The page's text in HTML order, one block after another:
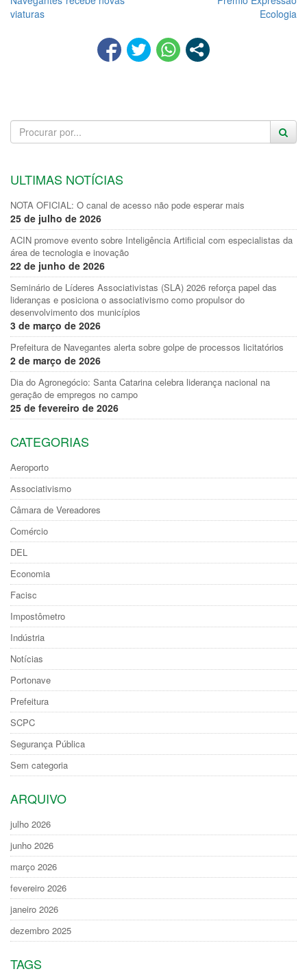
viaturas
Ecologia
ULTIMAS NOTÍCIAS
NOTA OFICIAL: O canal de acesso não pode esperar mais
25 de julho de 2026
ACIN promove evento sobre Inteligência Artificial com especialistas da
área de tecnologia e inovação
22 de junho de 2026
Seminário de Líderes Associativistas (SLA) 2026 reforça papel das
lideranças e posiciona o associativismo como propulsor do
desenvolvimento dos municípios
3 de março de 2026
Prefeitura de Navegantes alerta sobre golpe de processos licitatórios
2 de março de 2026
Dia do Agronegócio: Santa Catarina celebra liderança nacional na
geração de empregos no campo
25 de fevereiro de 2026
CATEGORIAS
Aeroporto
Associativismo
Câmara de Vereadores
Comércio
DEL
Economia
Facisc
Impostômetro
Indústria
Notícias
Portonave
Prefeitura
SCPC
Segurança Pública
Sem categoria
ARQUIVO
julho 2026
junho 2026
março 2026
fevereiro 2026
janeiro 2026
dezembro 2025
TAGS